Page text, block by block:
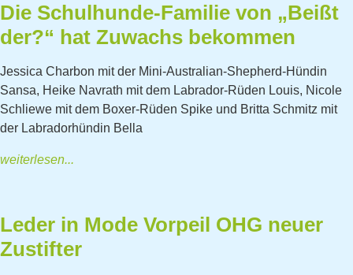
Die Schulhunde-Familie von „Beißt
der?“ hat Zuwachs bekommen
Jessica Charbon mit der Mini-Australian-Shepherd-Hündin
Sansa, Heike Navrath mit dem Labrador-Rüden Louis, Nicole
Schliewe mit dem Boxer-Rüden Spike und Britta Schmitz mit
der Labradorhündin Bella
weiterlesen...
Leder in Mode Vorpeil OHG neuer
Zustifter